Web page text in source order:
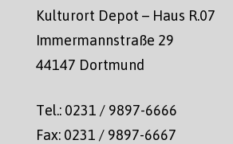
Kulturort Depot – Haus R.07
Immermannstraße 29
44147 Dortmund
Tel.: 0231 / 9897-6666
Fax: 0231 / 9897-6667